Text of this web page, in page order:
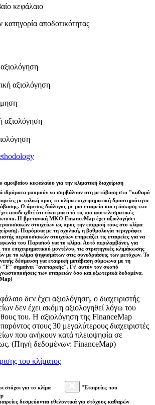
κεφάλαιο
κατηγορία αποδοτικότητας
αξιολόγηση
αξιολόγηση
κεφαλαίου για την κλιματική διαχείριση
ιδρύματα μπορούν να συμβάλουν στη μετάβαση στο "καθαρό
με φιλική προς το κλίμα επιχειρηματική δραστηριότητα
Ο άμεσος διάλογος με μια εταιρεία και η άσκηση των
αποδειχθεί ότι είναι μια από τις πιο αποτελεσματικές
Η βρετανική ΜΚΟ FinanceMap έχει αξιολογήσει
στοιχείων ως προς την επιρροή τους στο κλίμα
Παρόμοια με τη σχολική, η βαθμολογία περιγράφει
περιουσιακών στοιχείων επηρεάζει τις εταιρείες για να
του Παρισιού για το κλίμα. Αυτό περιλαμβάνει, για
επιχειρηματικού μοντέλου, τις στρατηγικές κλιμάκωσης
με το κλίμα ψηφισμάτων στις συνεδριάσεις των μετόχων. Το
δέσμευση για εταιρική μετάβαση σύμφωνα με τη
σημαίνει "ανεπαρκής". Γι’ αυτόν τον σκοπό
των εταιρειών όσο και εξωτερικά δεδομένα.
δεν έχει αξιολόγηση, ο διαχειριστής
δεν έχει ακόμη αξιολογηθεί λόγω του
του. Η αξιολόγηση της FinanceMap
παρόντος στους 30 μεγαλύτερους διαχειριστές
που ανήκουν κατά πλειοψηφία σε
(Πηγή δεδομένων: FinanceMap)
του κλίματος
στόχοι για το κλίμα
"Εταιρείες που
δεσμεύονται εθελοντικά για στόχους καθαρών